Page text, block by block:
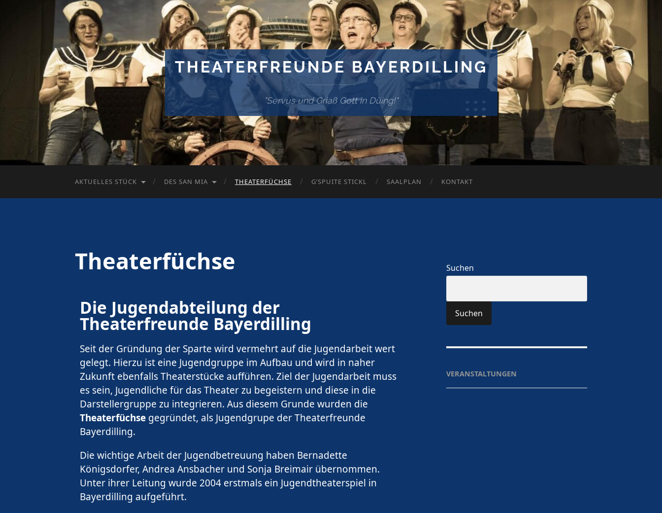
THEATERFREUNDE BAYERDILLING
"Servus und Griaß Gott in Düing!"
AKTUELLES STÜCK DES SAN MIA THEATERFÜCHSE G’SPUITE STICKL SAALPLAN KONTAKT
Theaterfüchse
Die Jugendabteilung der
Theaterfreunde Bayerdilling
Seit der Gründung der Sparte wird vermehrt auf die Jugendarbeit wert
gelegt. Hierzu ist eine Jugendgruppe im Aufbau und wird in naher
Zukunft ebenfalls Theaterstücke aufführen. Ziel der Jugendarbeit muss
es sein, Jugendliche für das Theater zu begeistern und diese in die
Darstellergruppe zu integrieren. Aus diesem Grunde wurden die
Theaterfüchse gegründet, als Jugendgrupe der Theaterfreunde
Bayerdilling.
Die wichtige Arbeit der Jugendbetreuung haben Bernadette
Königsdorfer, Andrea Ansbacher und Sonja Breimair übernommen.
Unter ihrer Leitung wurde 2004 erstmals ein Jugendtheaterspiel in
Bayerdilling aufgeführt.
Suchen
Suchen
VERANSTALTUNGEN